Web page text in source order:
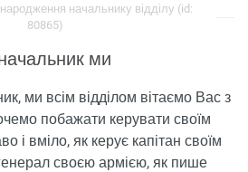
начальнику відділу (id:
80865)
ми
ми всім відділом вітаємо Вас з
побажати керувати своїм
і вміло, як керує капітан своїм
своєю армією, як пише